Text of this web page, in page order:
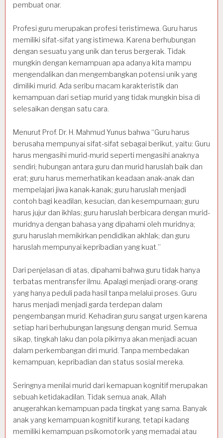
pembuat onar.
Profesi guru merupakan profesi teristimewa. Guru harus
memiliki sifat-sifat yang istimewa. Karena berhubungan
dengan sesuatu yang unik dan terus bergerak. Tidak
mungkin dengan kemampuan apa adanya kita mampu
mengendalikan dan mengembangkan potensi unik yang
dimiliki murid. Ada seribu macam karakteristik dan
kemampuan dari setiap murid yang tidak mungkin bisa di
selesaikan dengan satu cara.
Menurut Prof. Dr. H. Mahmud Yunus bahwa “Guru harus
berusaha mempunyai sifat-sifat sebagai berikut, yaitu: Guru
harus mengasihi murid-murid seperti mengasihi anaknya
sendiri; hubungan antara guru dan murid haruslah baik dan
erat; guru harus memerhatikan keadaan anak-anak dan
mempelajari jiwa kanak-kanak; guru haruslah menjadi
contoh bagi keadilan, kesucian, dan kesempurnaan; guru
harus jujur dan ikhlas; guru haruslah berbicara dengan murid-
muridnya dengan bahasa yang dipahami oleh muridnya;
guru haruslah memikirkan pendidikan akhlak; dan guru
haruslah mempunyai kepribadian yang kuat.”
Dari penjelasan di atas, dipahami bahwa guru tidak hanya
terbatas mentransfer ilmu. Apalagi menjadi orang-orang
yang hanya peduli pada hasil tanpa melalui proses. Guru
harus menjadi menjadi garda terdepan dalam
pengembangan murid. Kehadiran guru sangat urgen karena
setiap hari berhubungan langsung dengan murid. Semua
sikap, tingkah laku dan pola pikirnya akan menjadi acuan
dalam perkembangan diri murid. Tanpa membedakan
kemampuan, kepribadian dan status sosial mereka.
Seringnya menilai murid dari kemapuan kognitif merupakan
sebuah ketidakadilan. Tidak semua anak, Allah
anugerahkan kemampuan pada tingkat yang sama. Banyak
anak yang kemampuan kognitif kurang, tetapi kadang
memiliki kemampuan psikomotorik yang memadai atau